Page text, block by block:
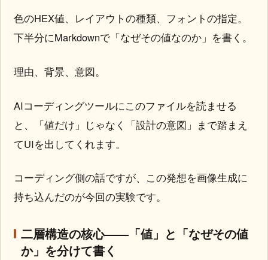
色のHEX値、レイアウトの種類、フォントの指定。
下半分にMarkdownで「なぜその値なのか」を書く。
理由、背景、意図。
AIコーディングツールにこのファイルを読ませる
と、「値だけ」じゃなく「設計の意図」まで踏まえ
てUIを出してくれます。
コーディング側の話ですが、この発想を画像生成に
持ち込んだのが今回の実験です。
二層構造の核心——「値」と「なぜその値
か」を分けて書く